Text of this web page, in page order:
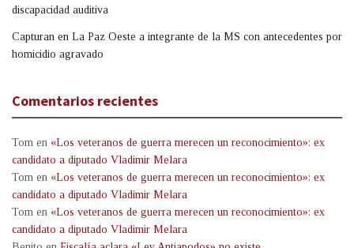
discapacidad auditiva
Capturan en La Paz Oeste a integrante de la MS con antecedentes por
homicidio agravado
Comentarios recientes
Tom en «Los veteranos de guerra merecen un reconocimiento»: ex
candidato a diputado Vladimir Melara
Tom en «Los veteranos de guerra merecen un reconocimiento»: ex
candidato a diputado Vladimir Melara
Tom en «Los veteranos de guerra merecen un reconocimiento»: ex
candidato a diputado Vladimir Melara